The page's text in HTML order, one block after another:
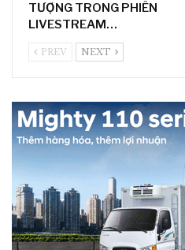
TƯỢNG TRONG PHIÊN
LIVESTREAM…
PREV NEXT